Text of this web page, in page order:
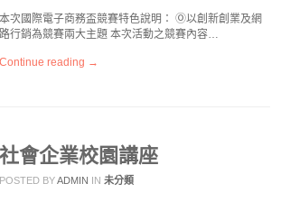
本次國際電子商務盃競賽特色說明： Ⓞ以創新創業及網
路行銷為競賽兩大主題 本次活動之競賽內容…
Continue reading →
社會企業校園講座
POSTED BYADMIN IN 未分類